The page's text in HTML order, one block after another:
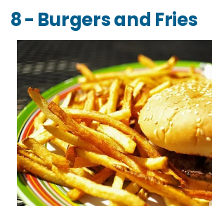
8 - Burgers and Fries